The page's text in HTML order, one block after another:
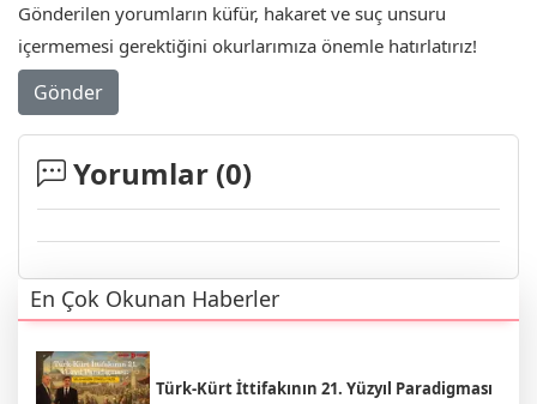
Gönderilen yorumların küfür, hakaret ve suç unsuru
içermemesi gerektiğini okurlarımıza önemle hatırlatırız!
Gönder
Yorumlar (0)
En Çok Okunan Haberler
Türk-Kürt İttifakının 21. Yüzyıl Paradigması